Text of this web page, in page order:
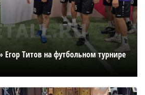
Егор Титов на футбольном турнире